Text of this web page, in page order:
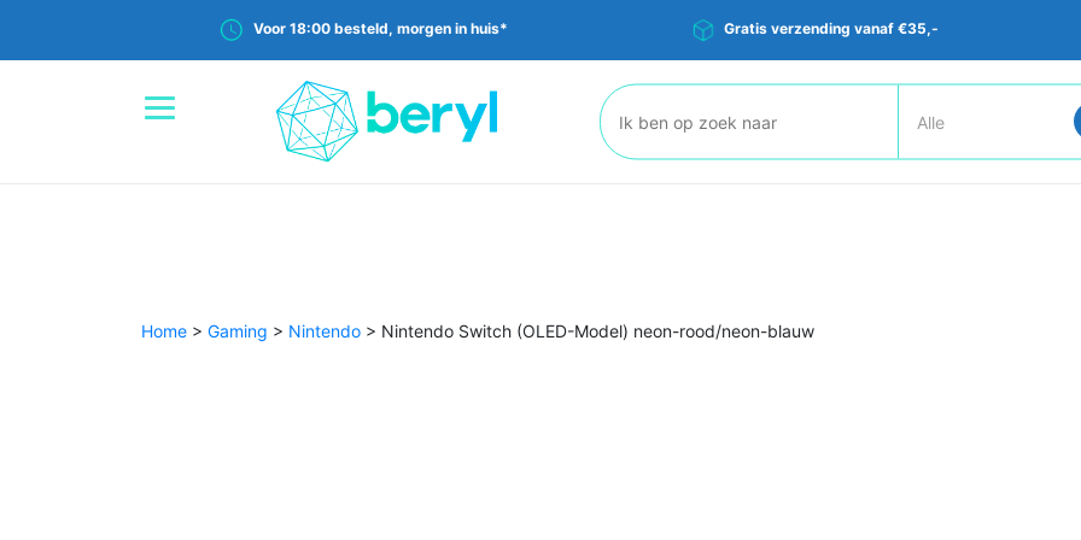
Voor 18:00 besteld, morgen in huis* Gratis verzending vanaf €35,-
Zoeken:
Home > Gaming > Nintendo > Nintendo Switch (OLED-Model) neon-rood/neon-blauw